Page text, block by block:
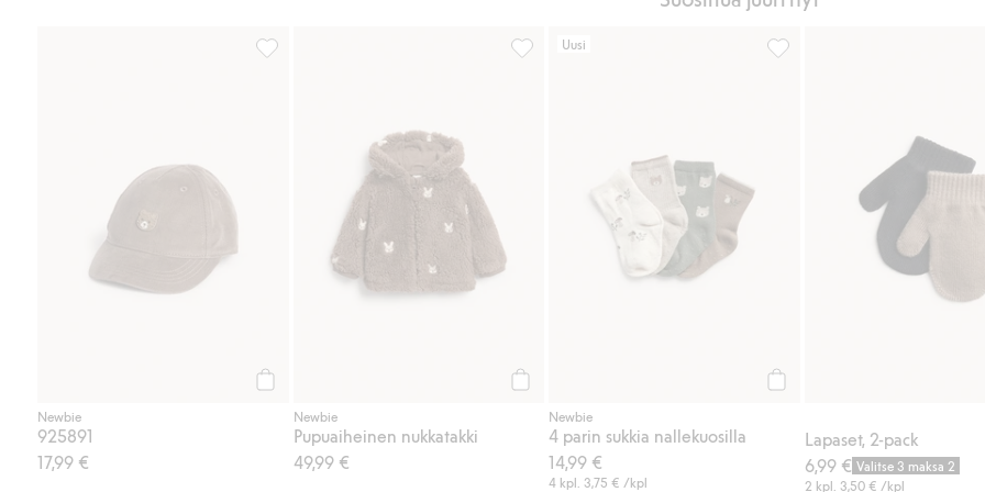
Newbie
925891
17,99 €
Newbie
Pupuaiheinen nukkatakki
49,99 €
Uusi
Newbie
4 parin sukkia nallekuosilla
14,99 €
4 kpl. 3,75 € /kpl
Lapaset, 2-pack
6,99 € Valitse 3 maksa 2
2 kpl. 3,50 € /kpl